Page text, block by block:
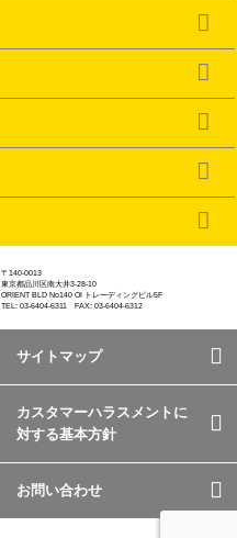
〒140-0013
東京都品川区南大井3-28-10
ORIENT BLD No140 OI トレーディングビル5F
TEL: 03-6404-6311 FAX: 03-6404-6312
サイトマップ
カスタマーハラスメントに
対する基本方針
お問い合わせ